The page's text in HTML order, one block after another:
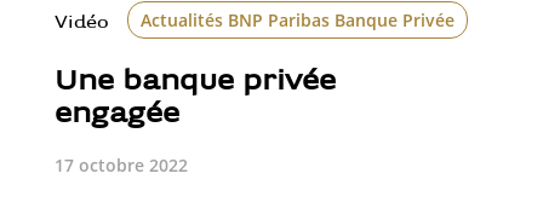
Vidéo Actualités BNP Paribas Banque Privée
Une banque privée
engagée
17 octobre 2022